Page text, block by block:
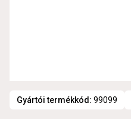
Gyártói termékkód: 99099